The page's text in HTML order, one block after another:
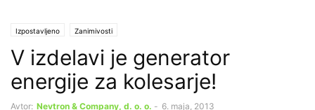
Izpostavljeno Zanimivosti
V izdelavi je generator
energije za kolesarje!
Avtor: Nevtron & Company, d. o. o. - 6. maja, 2013